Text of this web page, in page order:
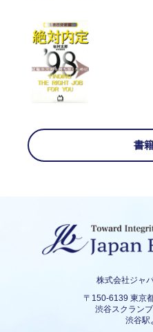
書
株式会社ジャ
〒150-6139 東京
渋谷スクラン
渋谷駅